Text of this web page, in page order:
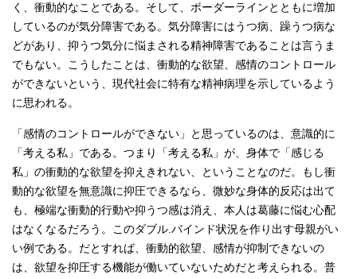
く、衝動的なことである。そして、ボーダーラインとともに増加
しているのが気分障害である。気分障害にはうつ病、躁うつ病な
どがあり、抑うつ気分に悩まされる精神障害であることは言うま
でもない。こうしたことは、衝動的な欲望、感情のコントロール
ができないという、現代社会に特有な精神病理を示しているよう
に思われる。
「感情のコントロールができない」と思っているのは、意識的に
「考える私」である。つまり「考える私」が、身体で「感じる
私」の衝動的な欲望を抑えきれない、ということなのだ。もし衝
動的な欲望を無意識に抑圧できるなら、微妙な身体的反応は出て
も、極端な衝動的行動や抑うつ感は消え、本人は葛藤に悩む心配
はなくなるだろう。このダブル.バインド状況を作り出す母親がい
い例である。だとすれば、衝動的欲望、感情が抑制できないの
は、欲望を抑圧する機能が働いていないためだと考えられる。普